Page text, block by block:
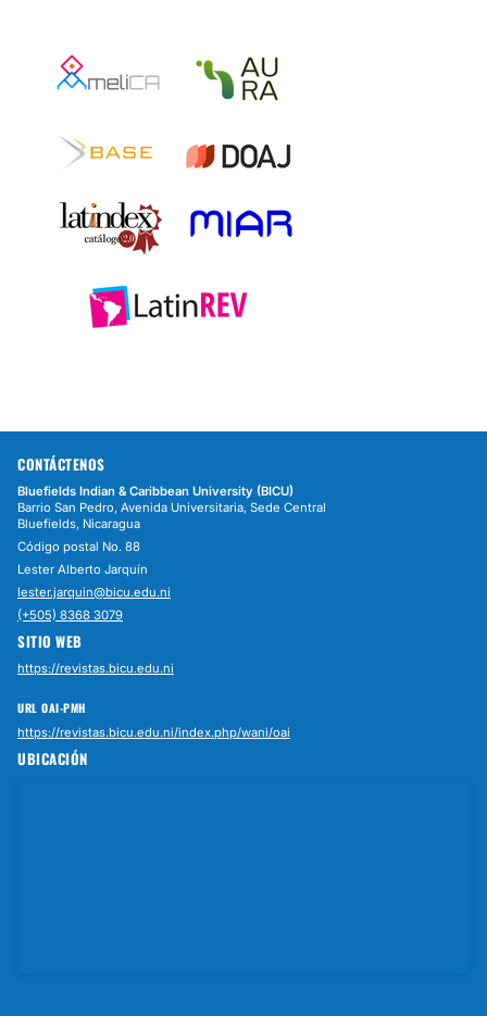
CONTÁCTENOS
Bluefields Indian & Caribbean University (BICU)
Barrio San Pedro, Avenida Universitaria, Sede Central
Bluefields, Nicaragua
Código postal No. 88
Lester Alberto Jarquín
lester.jarquin@bicu.edu.ni
(+505) 8368 3079
SITIO WEB
https://revistas.bicu.edu.ni
URL OAI-PMH
https://revistas.bicu.edu.ni/index.php/wani/oai
UBICACIÓN